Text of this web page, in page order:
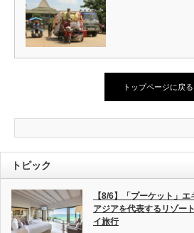
トップページに戻る
トピック
【8/6】「プーケット」
アジアを代表するリゾー
イ旅行